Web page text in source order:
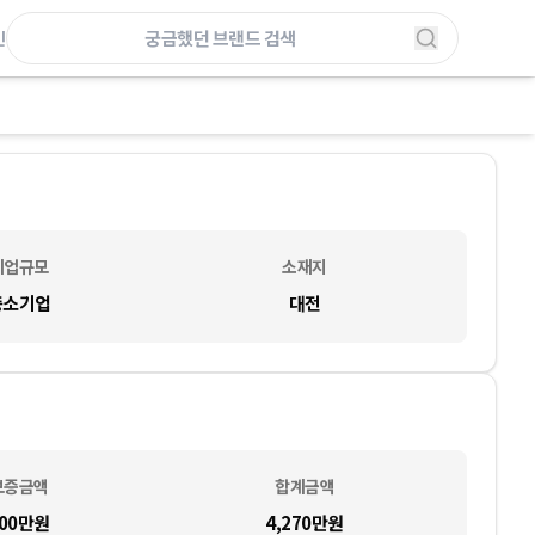
규모 소재지
기업 대전
금액 합계금액
만원 4,270만원